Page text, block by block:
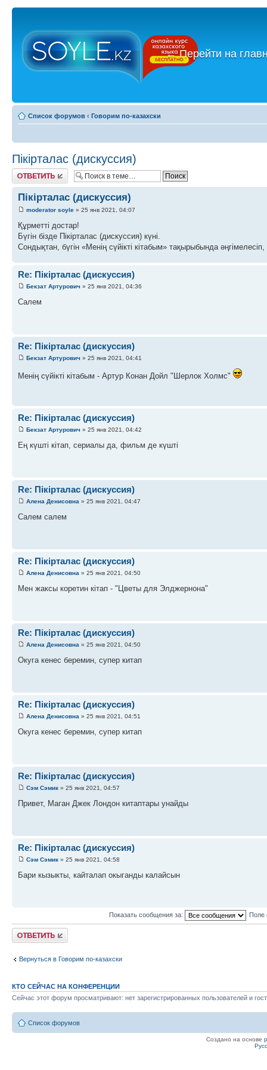
←Перейти на
Список форумов ‹ Говорим по-казахски
Пікірталас (дискуссия)
Ответить
Пікірталас (дискуссия)
moderator soyle » 25 янв 2021, 04:07
Құрметті достар!
Бүгін бізде Пікірталас (дискуссия) күні.
Сондықтан, бүгін «Менің сүйікті кітабым» тақырыбында
Re: Пікірталас (дискуссия)
Бекзат Артурович » 25 янв 2021, 04:36
Салем
Re: Пікірталас (дискуссия)
Бекзат Артурович » 25 янв 2021, 04:41
Менің сүйікті кітабым - Артур Конан Дойл "Шерлок Холмс"
Re: Пікірталас (дискуссия)
Бекзат Артурович » 25 янв 2021, 04:42
Ең күшті кітап, сериалы да, фильм де күшті
Re: Пікірталас (дискуссия)
Алена Денисовна » 25 янв 2021, 04:47
Салем салем
Re: Пікірталас (дискуссия)
Алена Денисовна » 25 янв 2021, 04:50
Мен жаксы коретин кітап - "Цветы для Элджернона"
Re: Пікірталас (дискуссия)
Алена Денисовна » 25 янв 2021, 04:50
Окуга кенес беремин, супер китап
Re: Пікірталас (дискуссия)
Алена Денисовна » 25 янв 2021, 04:51
Окуга кенес беремин, супер китап
Re: Пікірталас (дискуссия)
Сэм Сэмик » 25 янв 2021, 04:57
Привет, Маган Джек Лондон китаптары унайды
Re: Пікірталас (дискуссия)
Сэм Сэмик » 25 янв 2021, 04:58
Бари кызыкты, кайталап окыганды калайсын
Показать сообщения за: Поле
Ответить
Вернуться в Говорим по-казахски
КТО СЕЙЧАС НА КОНФЕРЕНЦИИ
Сейчас этот форум просматривают: нет зарегистрированных пользователей и
Список форумов
Создано на основе